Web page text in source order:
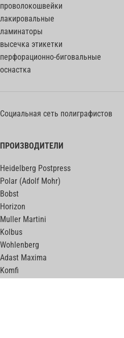
проволокошвейки
лакировальные
ламинаторы
высечка этикетки
перфорационно-биговальные
оснастка
Социальная сеть полиграфистов
ПРОИЗВОДИТЕЛИ
Heidelberg Postpress
Polar (Adolf Mohr)
Bobst
Horizon
Muller Martini
Kolbus
Wohlenberg
Adast Maxima
Komfi